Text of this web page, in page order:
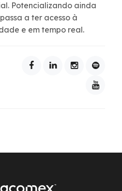
Potencializando ainda
a ter acesso à
e em tempo real.